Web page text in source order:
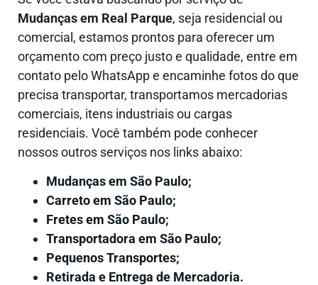
Mudanças em Real Parque, seja residencial ou
comercial, estamos prontos para oferecer um
orçamento com preço justo e qualidade, entre em
contato pelo WhatsApp e encaminhe fotos do que
precisa transportar, transportamos mercadorias
comerciais, itens industriais ou cargas
residenciais. Você também pode conhecer
nossos outros serviços nos links abaixo:
Mudanças em São Paulo;
Carreto em São Paulo;
Fretes em São Paulo;
Transportadora em São Paulo;
Pequenos Transportes;
Retirada e Entrega de Mercadoria.